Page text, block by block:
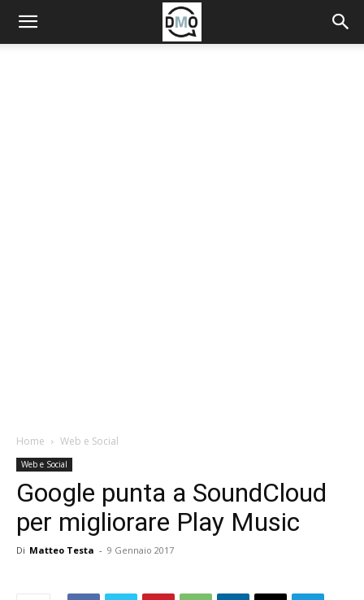
Home Web e Social
Web e Social
Google punta a SoundCloud
per migliorare Play Music
Di Matteo Testa - 9 Gennaio 2017